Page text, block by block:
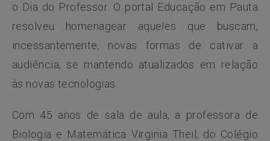
o Dia do Professor. O portal Educação em Pauta
resolveu homenagear aqueles que buscam,
incessantemente, novas formas de cativar a
audiência, se mantendo atualizados em relação
às novas tecnologias.
Com 45 anos de sala de aula, a professora de
Biologia e Matemática Virginia Theil, do Colégio